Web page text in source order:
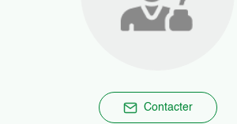
Contacter